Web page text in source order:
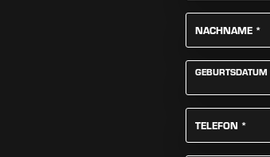
NACHNAME *
GEBURTSDATUM
TELEFON *